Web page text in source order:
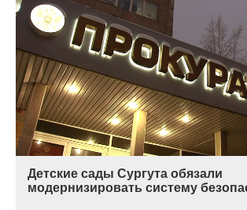
Детские сады Сургута обязали
модернизировать систему